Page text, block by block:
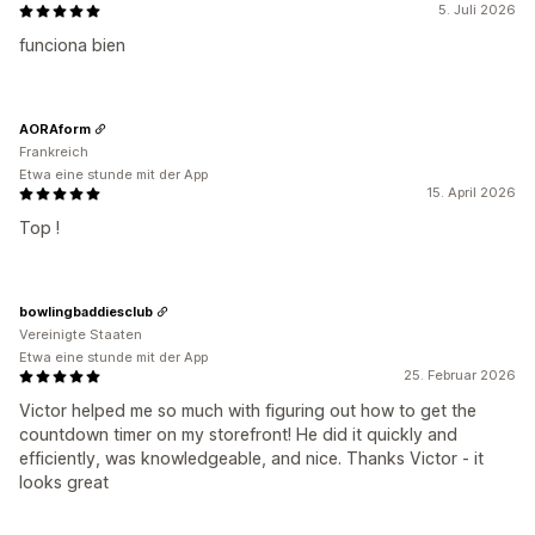
5. Juli 2026
funciona bien
15. April 2026
Top !
AORAform
Frankreich
Etwa eine stunde mit der App
25. Februar 2026
Victor helped me so much with figuring out how to get the
countdown timer on my storefront! He did it quickly and
efficiently, was knowledgeable, and nice. Thanks Victor - it
looks great
bowlingbaddiesclub
Vereinigte Staaten
Etwa eine stunde mit der App